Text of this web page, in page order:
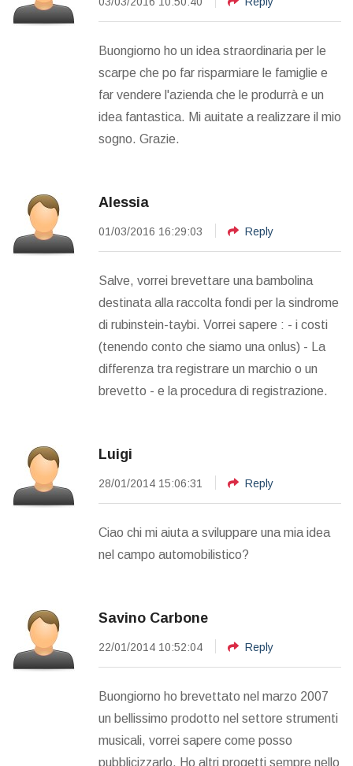
Buongiorno ho un idea straordinaria per le
scarpe che po far risparmiare le famiglie e
far vendere l'azienda che le produrrà e un
idea fantastica. Mi auitate a realizzare il mio
sogno. Grazie.
Alessia
01/03/2016 16:29:03 Reply
Salve, vorrei brevettare una bambolina
destinata alla raccolta fondi per la sindrome
di rubinstein-taybi. Vorrei sapere : - i costi
(tenendo conto che siamo una onlus) - La
differenza tra registrare un marchio o un
brevetto - e la procedura di registrazione.
Luigi
28/01/2014 15:06:31 Reply
Ciao chi mi aiuta a sviluppare una mia idea
nel campo automobilistico?
Savino Carbone
22/01/2014 10:52:04 Reply
Buongiorno ho brevettato nel marzo 2007
un bellissimo prodotto nel settore strumenti
musicali, vorrei sapere come posso
pubblicizzarlo. Ho altri progetti sempre nello